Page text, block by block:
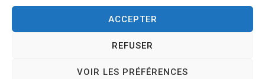
ACCEPTER
REFUSER
VOIR LES PRÉFÉRENCES